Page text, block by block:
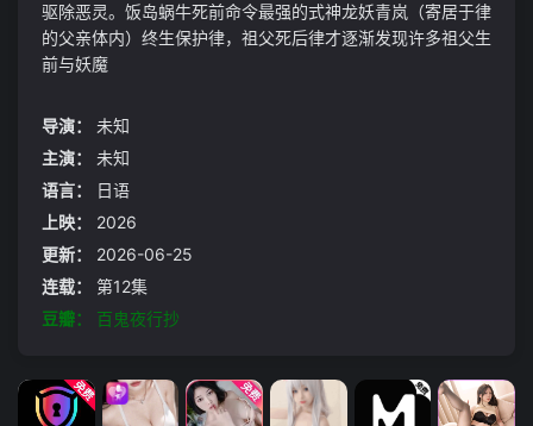
驱除恶灵。饭岛蜗牛死前命令最强的式神龙妖青岚（寄居于律
的父亲体内）终生保护律，祖父死后律才逐渐发现许多祖父生
前与妖魔
导演：
未知
主演：
未知
语言：
日语
上映：
2026
更新：
2026-06-25
连载：
第12集
豆瓣：
百鬼夜行抄